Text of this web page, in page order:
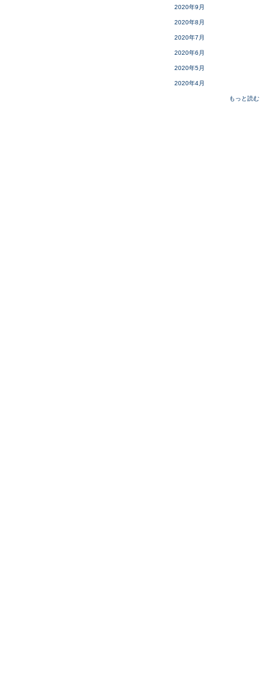
2020年9月
2020年8月
2020年7月
2020年6月
2020年5月
2020年4月
もっと読む